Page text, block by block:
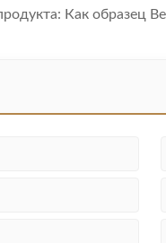
Как образец